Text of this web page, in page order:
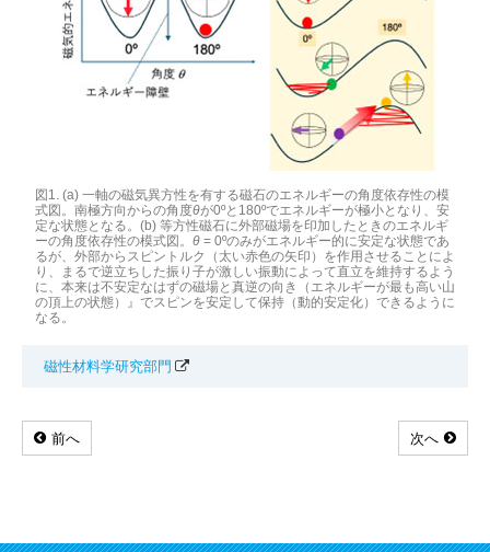
図1. (a) 一軸の磁気異方性を有する磁石のエネルギーの角度依存性の模
式図。南極方向からの角度θが0ºと180ºでエネルギーが極小となり、安
定な状態となる。(b) 等方性磁石に外部磁場を印加したときのエネルギ
ーの角度依存性の模式図。 θ = 0ºのみがエネルギー的に安定な状態であ
るが、外部からスピントルク（太い赤色の矢印）を作用させることによ
り、まるで逆立ちした振り子が激しい振動によって直立を維持するよう
に、本来は不安定なはずの磁場と真逆の向き（エネルギーが最も高い山
の頂上の状態）』でスピンを安定して保持（動的安定化）できるように
なる。
磁性材料学研究部門
前へ 次へ